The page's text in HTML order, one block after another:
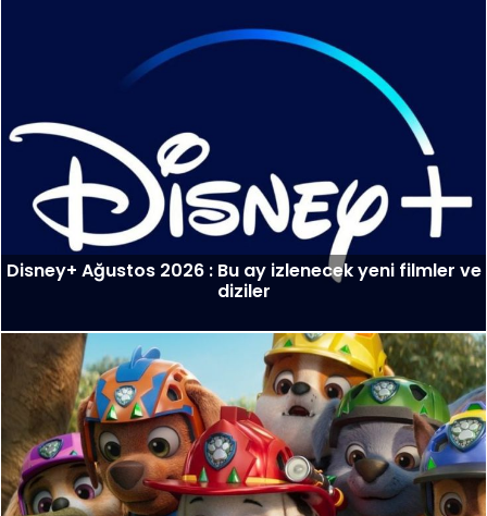
Disney+ Ağustos 2026 : Bu ay izlenecek yeni filmler ve
diziler